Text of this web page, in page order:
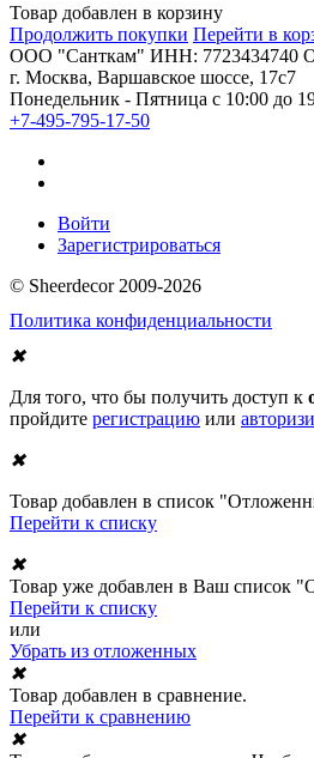
Товар добавлен в корзину
Продолжить покупки Перейти в
ООО "Санткам" ИНН: 7723434740
г. Москва, Варшавское шоссе, 17с7
Понедельник - Пятница с 10:00 до
+7-495-795-17-50
Войти
Зарегистрироваться
© Sheerdecor 2009-2026
Политика конфиденциальности
✖
Для того, что бы получить доступ к
пройдите регистрацию или
✖
Товар добавлен в список
Перейти к списку
✖
Товар уже добавлен в Ваш список
Перейти к списку
или
Убрать из отложенных
✖
Товар добавлен в сравнение.
Перейти к сравнению
✖